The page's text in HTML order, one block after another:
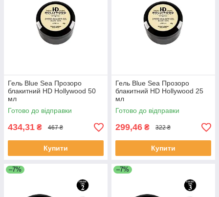
Гель Blue Sea Прозоро
блакитний HD Hollywood 50
мл
Готово до відправки
434,31 ₴ 467 ₴
Купити
Гель Blue Sea Прозоро
блакитний HD Hollywood 25
мл
Готово до відправки
299,46 ₴ 322 ₴
Купити
–7% –7%